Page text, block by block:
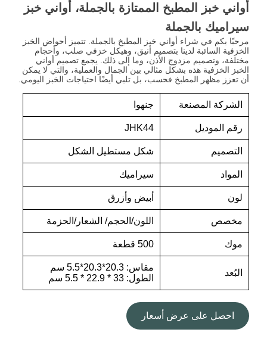
أواني خبز المطبخ الممتازة بالجملة، أواني خبز
سيراميك بالجملة
مرحبًا بكم في شراء أواني خبز المطبخ بالجملة. تتميز أحواض الخبز
الخزفية السائبة لدينا بتصميم أنيق، وهيكل خزفي صلب، وأحجام
مختلفة، وتصميم مزدوج الأذن، وما إلى ذلك. يجمع تصميم أواني
الخبز الخزفية هذه بشكل مثالي بين الجمال والعملية، والتي لا يمكن
أن تعزز مظهر المطبخ فحسب، بل تلبي أيضًا احتياجات الخبز اليومي.
الشركة المصنعة جنهوا
رقم الموديل JHK44
التصميم شكل مستطيل الشكل
المواد سيراميك
لون أبيض وأزرق
مخصص اللون/الحجم/ الشعار/الحزمة
موك 500 قطعة
البُعد
مقاس: 20.3*20.3*5.5 سم
الطول: 33 * 22.9 * 5.5 سم
احصل على عرض أسعار